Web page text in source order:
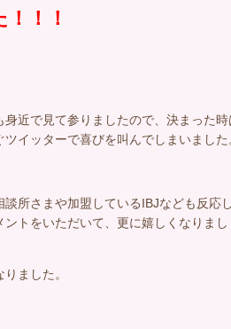
！！
近で見て参りましたので、決まった時
イッターで喜びを叫んでしまいました
談所さまや加盟しているIBJなども反応
トをいただいて、更に嬉しくなりまし
ました。